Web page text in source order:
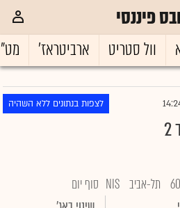
פיננסי
וול סטריט ארביטראז'
לצפות בנתונים ללא השהיה
תל-אביב NIS סוף יום